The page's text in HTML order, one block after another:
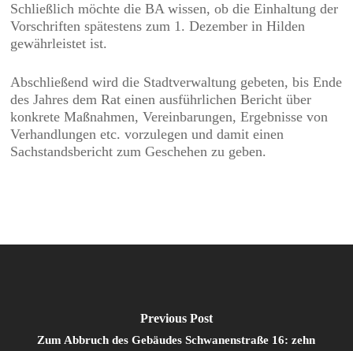
Schließlich möchte die BA wissen, ob die Einhaltung der
Vorschriften spätestens zum 1. Dezember in Hilden
gewährleistet ist.
Abschließend wird die Stadtverwaltung gebeten, bis Ende
des Jahres dem Rat einen ausführlichen Bericht über
konkrete Maßnahmen, Vereinbarungen, Ergebnisse von
Verhandlungen etc. vorzulegen und damit einen
Sachstandsbericht zum Geschehen zu geben.
Previous Post
Zum Abbruch des Gebäudes Schwanenstraße 16: zehn